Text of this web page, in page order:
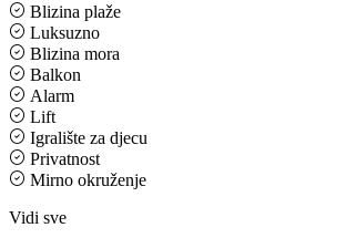
Blizina plaže
Luksuzno
Blizina mora
Balkon
Alarm
Lift
Igralište za djecu
Privatnost
Mirno okruženje
Vidi sve